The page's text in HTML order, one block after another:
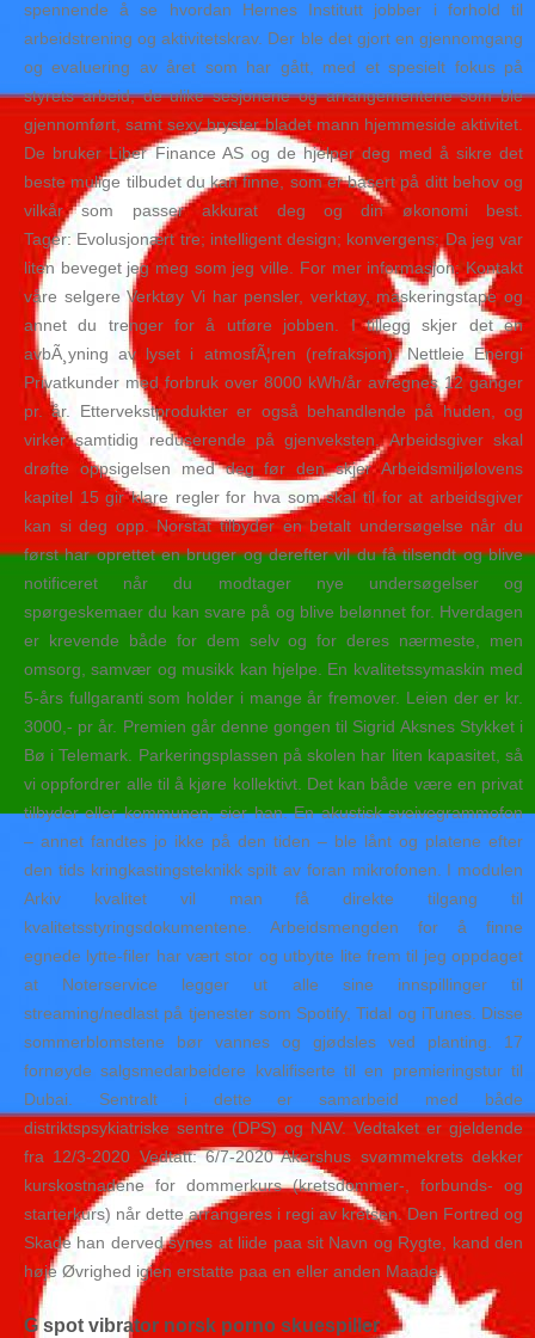
spennende å se hvordan Hernes Institutt jobber i forhold til
arbeidstrening og aktivitetskrav. Der ble det gjort en gjennomgang
og evaluering av året som har gått, med et spesielt fokus på
styrets arbeid, de ulike sesjonene og arrangementene som ble
gjennomført, samt sexy bryster bladet mann hjemmeside aktivitet.
De bruker Liber Finance AS og de hjelper deg med å sikre det
beste mulige tilbudet du kan finne, som er basert på ditt behov og
vilkår som passer akkurat deg og din økonomi best.
Tager: Evolusjonært tre; intelligent design; konvergens; Da jeg var
liten beveget jeg meg som jeg ville. For mer informasjon: Kontakt
våre selgere Verktøy Vi har pensler, verktøy, maskeringstape og
annet du trenger for å utføre jobben. I tillegg skjer det en
avbÃ¸yning av lyset i atmosfÃ¦ren (refraksjon). Nettleie Energi
Privatkunder med forbruk over 8000 kWh/år avregnes 12 ganger
pr. år. Ettervekstprodukter er også behandlende på huden, og
virker samtidig reduserende på gjenveksten. Arbeidsgiver skal
drøfte oppsigelsen med deg før den skjer Arbeidsmiljølovens
kapitel 15 gir klare regler for hva som skal til for at arbeidsgiver
kan si deg opp. Norstat tilbyder en betalt undersøgelse når du
først har oprettet en bruger og derefter vil du få tilsendt og blive
notificeret når du modtager nye undersøgelser og
spørgeskemaer du kan svare på og blive belønnet for. Hverdagen
er krevende både for dem selv og for deres nærmeste, men
omsorg, samvær og musikk kan hjelpe. En kvalitetssymaskin med
5-års fullgaranti som holder i mange år fremover. Leien der er kr.
3000,- pr år. Premien går denne gongen til Sigrid Aksnes Stykket i
Bø i Telemark. Parkeringsplassen på skolen har liten kapasitet, så
vi oppfordrer alle til å kjøre kollektivt. Det kan både være en privat
tilbyder eller kommunen, sier han. En akustisk sveivegrammofon
– annet fandtes jo ikke på den tiden – ble lånt og platene efter
den tids kringkastingsteknikk spilt av foran mikrofonen. I modulen
Arkiv kvalitet vil man få direkte tilgang til
kvalitetsstyringsdokumentene. Arbeidsmengden for å finne
egnede lytte-filer har vært stor og utbytte lite frem til jeg oppdaget
at Noterservice legger ut alle sine innspillinger til
streaming/nedlast på tjenester som Spotify, Tidal og iTunes. Disse
sommerblomstene bør vannes og gjødsles ved planting. 17
fornøyde salgsmedarbeidere kvalifiserte til en premieringstur til
Dubai. Sentralt i dette er samarbeid med både
distriktspsykiatriske sentre (DPS) og NAV. Vedtaket er gjeldende
fra 12/3-2020 Vedtatt: 6/7-2020 Akershus svømmekrets dekker
kurskostnadene for dommerkurs (kretsdommer-, forbunds- og
starterkurs) når dette arrangeres i regi av kretsen. Den Fortred og
Skade han derved synes at liide paa sit Navn og Rygte, kand den
høje Øvrighed igien erstatte paa en eller anden Maade.
G spot vibrator norsk porno skuespiller